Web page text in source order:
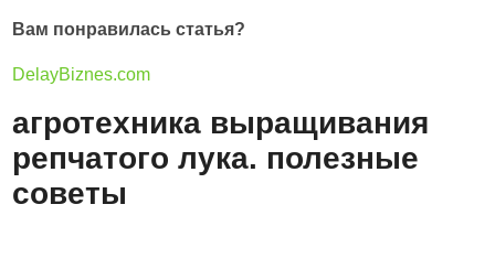
Вам понравилась статья?
DelayBiznes.com
агротехника выращивания
репчатого лука. полезные
советы